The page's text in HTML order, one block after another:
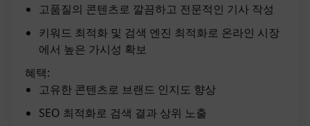
고품질의 콘텐츠로 깔끔하고 전문적인 기사 작성
키워드 최적화 및 검색 엔진 최적화로 온라인 시장
에서 높은 가시성 확보
혜택:
고유한 콘텐츠로 브랜드 인지도 향상
SEO 최적화로 검색 결과 상위 노출